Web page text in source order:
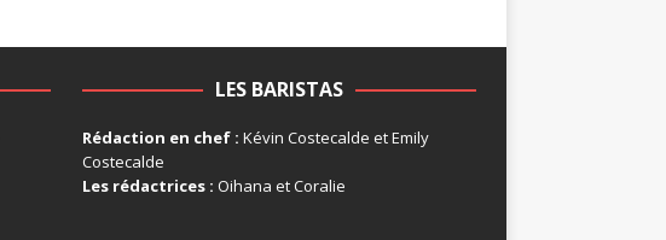
LES BARISTAS
Rédaction en chef : Kévin Costecalde et Emily
Costecalde
Les rédactrices : Oihana et Coralie